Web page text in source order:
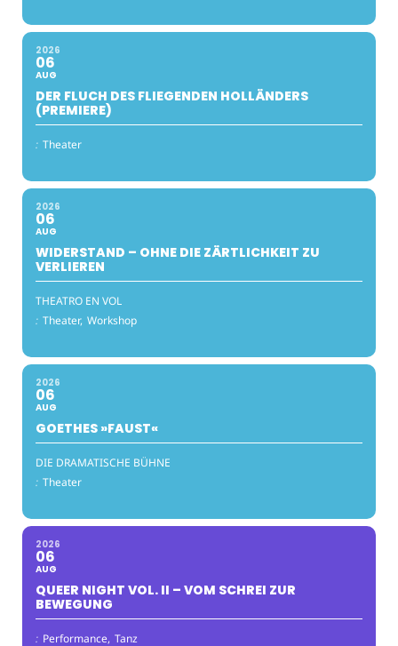
2026
06
AUG
DER FLUCH DES FLIEGENDEN HOLLÄNDERS
(PREMIERE)
: Theater
2026
06
AUG
WIDERSTAND – OHNE DIE ZÄRTLICHKEIT ZU
VERLIEREN
THEATRO EN VOL
: Theater, Workshop
2026
06
AUG
GOETHES »FAUST«
DIE DRAMATISCHE BÜHNE
: Theater
2026
06
AUG
QUEER NIGHT VOL. II – VOM SCHREI ZUR
BEWEGUNG
: Performance, Tanz